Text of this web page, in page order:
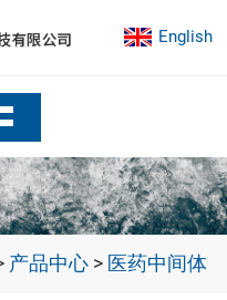
English
产品中心 > 医药中间体